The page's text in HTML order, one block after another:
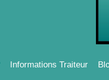
Informations Traiteur